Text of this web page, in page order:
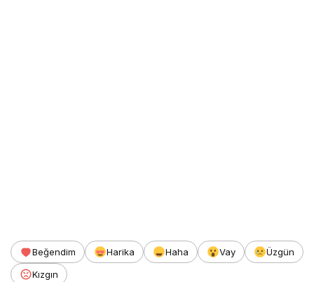
Beğendim Harika Haha Vay
Üzgün
Kızgın